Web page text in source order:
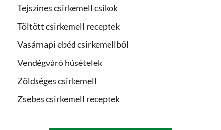
Tejszínes csirkemell csíkok
Töltött csirkemell receptek
Vasárnapi ebéd csirkemellből
Vendégváró húsételek
Zöldséges csirkemell
Zsebes csirkemell receptek